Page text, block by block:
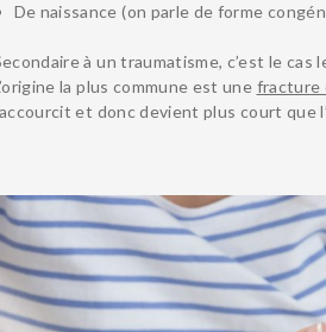
De naissance (on parle de forme
à un traumatisme, c’est le cas
la plus commune est une fracture
et donc devient plus court que